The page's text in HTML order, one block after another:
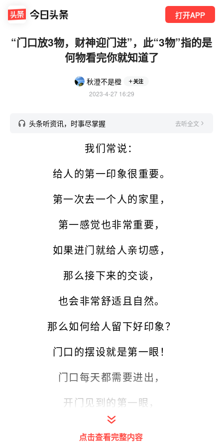
打开APP
“门口放3物，财神迎门进”，此“3物”指的是
何物看完你就知道了
秋澄不是橙 关注
2023-4-27 16:29
头条听资讯，时事尽掌握 去听全文
我们常说：
给人的第一印象很重要。
第一次去一个人的家里，
第一感觉也非常重要，
如果进门就给人亲切感，
那么接下来的交谈，
也会非常舒适且自然。
那么如何给人留下好印象？
门口的摆设就是第一眼！
门口每天都需要进出，
开门见到的第一眼，
点击查看完整内容